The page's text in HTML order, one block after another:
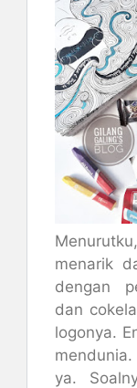
menarik
dengan
dan
logonya.
ya.